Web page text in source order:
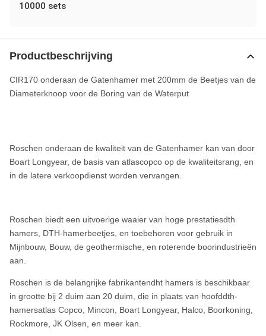
10000 sets
Productbeschrijving
CIR170 onderaan de Gatenhamer met 200mm de Beetjes van de
Diameterknoop voor de Boring van de Waterput
Roschen onderaan de kwaliteit van de Gatenhamer kan van door
Boart Longyear, de basis van atlascopco op de kwaliteitsrang, en
in de latere verkoopdienst worden vervangen.
Roschen biedt een uitvoerige waaier van hoge prestatiesdth
hamers, DTH-hamerbeetjes, en toebehoren voor gebruik in
Mijnbouw, Bouw, de geothermische, en roterende boorindustrieën
aan.
Roschen is de belangrijke fabrikantendht hamers is beschikbaar
in grootte bij 2 duim aan 20 duim, die in plaats van hoofddth-
hamersatlas Copco, Mincon, Boart Longyear, Halco, Boorkoning,
Rockmore, JK Olsen, en meer kan.